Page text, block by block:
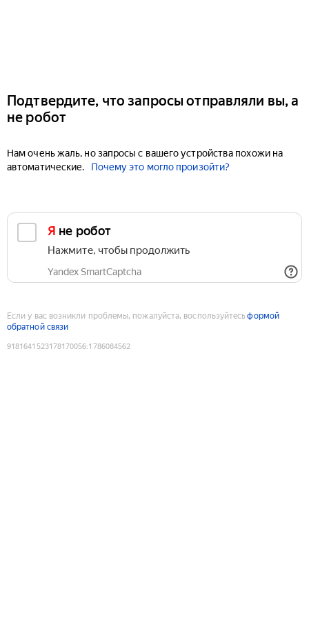
Подтвердите, что запросы отправляли вы, а
не робот
Нам очень жаль, но запросы с вашего устройства похожи на
автоматические.
Почему это могло произойти?
Я не робот
Нажмите, чтобы продолжить
Yandex SmartCaptcha
Если у вас возникли проблемы, пожалуйста, воспользуйтесьформой
обратной связи
9181641523178170056:1786084562